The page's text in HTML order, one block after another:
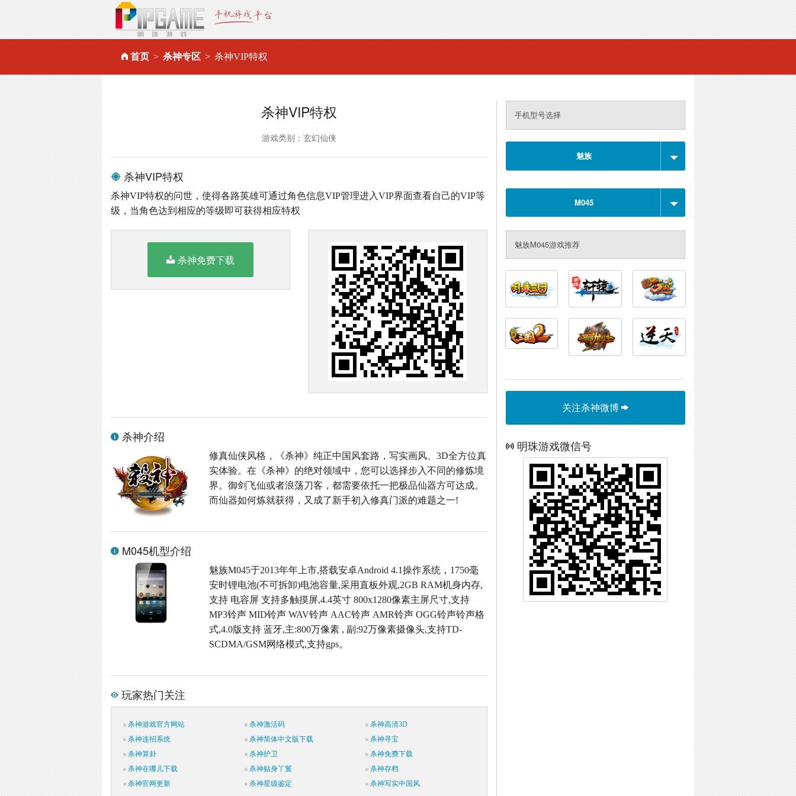
首页 杀神专区 杀神VIP特权
杀神VIP特权
游戏类别：玄幻仙侠
杀神VIP特权
杀神VIP特权的问世，使得各路英雄可通过角色信息VIP管理进入VIP界面查看自己的VIP等
级，当角色达到相应的等级即可获得相应特权
杀神免费下载
杀神介绍
修真仙侠风格，《杀神》纯正中国风套路，写实画风、3D全方位真
实体验。在《杀神》的绝对领域中，您可以选择步入不同的修炼境
界。御剑飞仙或者浪荡刀客，都需要依托一把极品仙器方可达成。
而仙器如何炼就获得，又成了新手初入修真门派的难题之一!
M045机型介绍
魅族M045于2013年年上市,搭载安卓Android 4.1操作系统，1750毫
安时锂电池(不可拆卸)电池容量,采用直板外观,2GB RAM机身内存,
支持 电容屏 支持多触摸屏,4.4英寸 800x1280像素主屏尺寸,支持
MP3铃声 MID铃声 WAV铃声 AAC铃声 AMR铃声 OGG铃声铃声格
式,4.0版支持 蓝牙,主:800万像素 , 副:92万像素摄像头,支持TD-
SCDMA/GSM网络模式,支持gps。
玩家热门关注
杀神游戏官方网站 杀神激活码
杀神高清3D
杀神连招系统
杀神简体中文版下载
杀神寻宝
杀神算卦
杀神护卫
杀神免费下载
杀神在哪儿下载
杀神贴身丫鬟
杀神存档
杀神官网更新
杀神星级鉴定 杀神写实中国风
手机型号选择
魅族
M045
魅族M045游戏推荐
关注杀神微博
明珠游戏微信号